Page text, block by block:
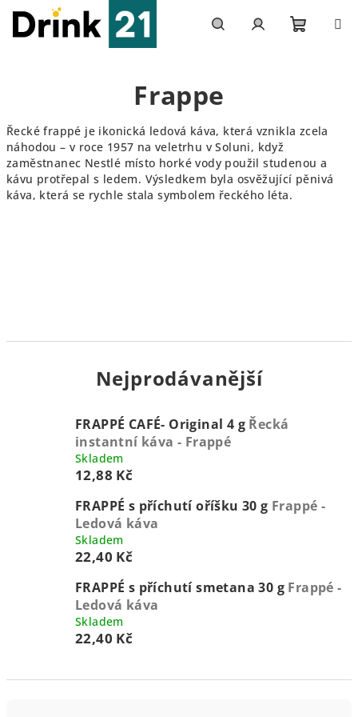
obsah
Frappe
Řecké frappé je ikonická ledová káva, která vznikla zcela
náhodou – v roce 1957 na veletrhu v Soluni, když
zaměstnanec Nestlé místo horké vody použil studenou a
kávu protřepal s ledem. Výsledkem byla osvěžující pěnivá
káva, která se rychle stala symbolem řeckého léta.
Nejprodávanější
FRAPPÉ CAFÉ- Original 4 g Řecká
instantní káva - Frappé
Skladem
12,88 Kč
FRAPPÉ s příchutí oříšku 30 g Frappé -
Ledová káva
Skladem
22,40 Kč
FRAPPÉ s příchutí smetana 30 g Frappé -
Ledová káva
Skladem
22,40 Kč